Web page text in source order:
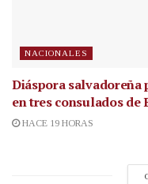
NACIONALES
Diáspora salvadoreña
en tres consulados de
HACE 19 HORAS